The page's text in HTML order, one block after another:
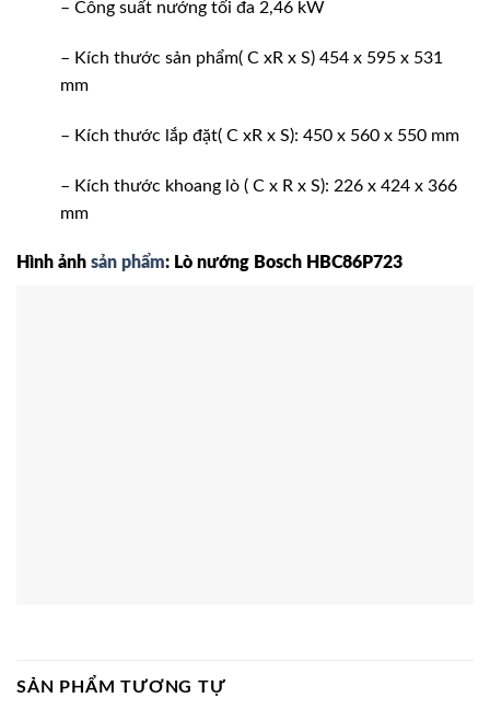
– Công suất nướng tối đa 2,46 kW
– Kích thước sản phẩm( C xR x S) 454 x 595 x 531
mm
– Kích thước lắp đặt( C xR x S): 450 x 560 x 550 mm
– Kích thước khoang lò ( C x R x S): 226 x 424 x 366
mm
Hình ảnh sản phẩm: Lò nướng Bosch HBC86P723
SẢN PHẨM TƯƠNG TỰ